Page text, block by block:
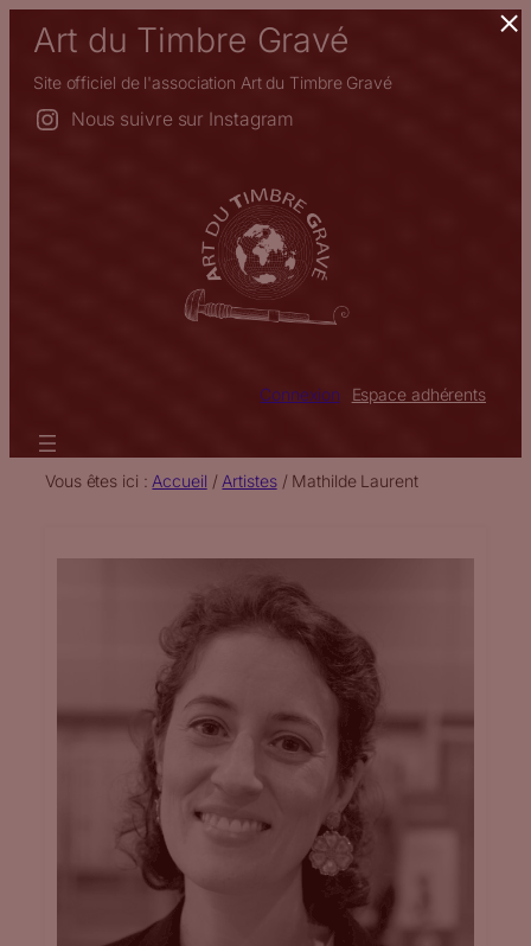
Aller
contenu
Art du Timbre Gravé
Site officiel de l'association Art du Timbre Gravé
Nous suivre sur Instagram
Connexion Espace adhérents
Vous êtes ici : Accueil / Artistes/ Mathilde Laurent
×